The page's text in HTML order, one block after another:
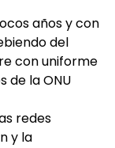
años y con
del
con uniforme
de la ONU
redes
y la